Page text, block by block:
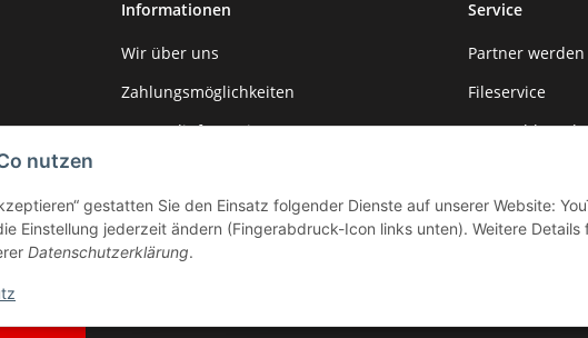
nutzen
gestatten Sie den Einsatz folgender Dienste auf unserer Website:
Einstellung jederzeit ändern (Fingerabdruck-Icon links unten). Weitere Details
Datenschutzerklärung.
Informationen
Wir über uns
Zahlungsmöglichkeiten
Versandinformationen
Kontakt
Service
Partner werden
Fileservice
Auto Schlüssel